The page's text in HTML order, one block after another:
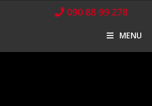
090 88 99 278
MENU